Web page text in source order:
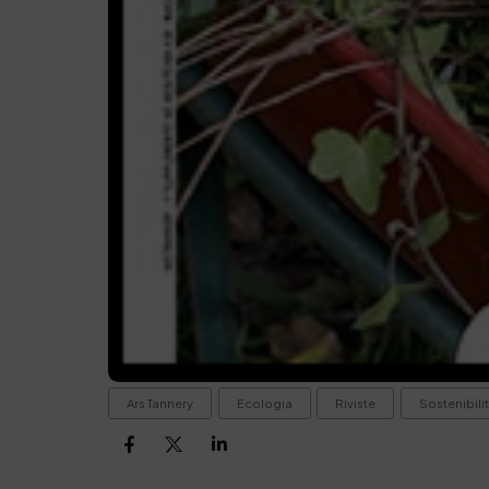
Ars Tannery Ecologia Riviste